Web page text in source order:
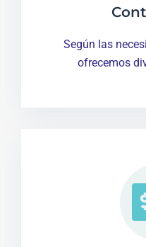
Según las
ofrecemos